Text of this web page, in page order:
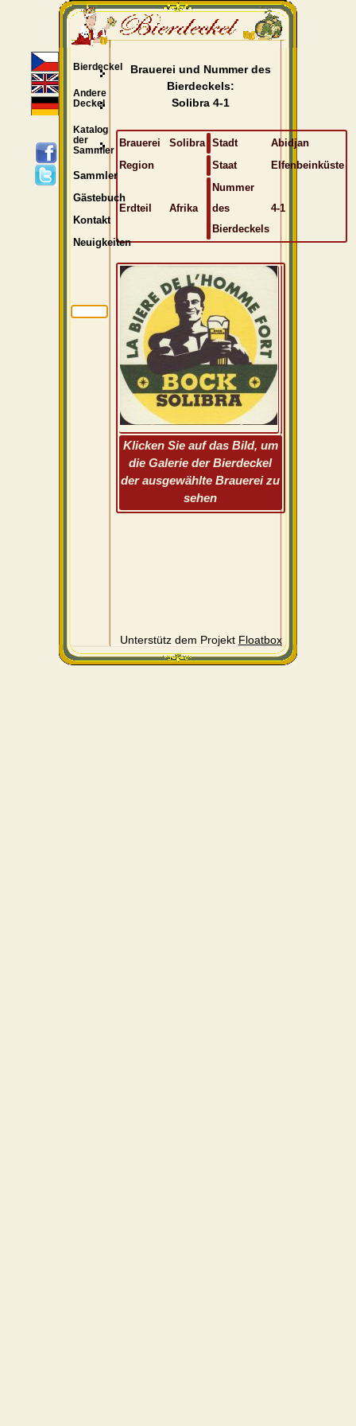
Brauerei und Nummer des
Bierdeckels:
Solibra 4-1
Brauerei Solibra Stadt
Abidjan
Region
Staat Elfenbeinküste
Erdteil Afrika
Nummer
des
Bierdeckels
4-1
Klicken Sie auf das Bild, um
die Galerie der Bierdeckel
der ausgewählte Brauerei zu
sehen
Unterstütz dem Projekt Floatbox
Bierdeckel
Andere
Deckel
Katalog
der
Sammler
Sammler
Gästebuch
Kontakt
Neuigkeiten